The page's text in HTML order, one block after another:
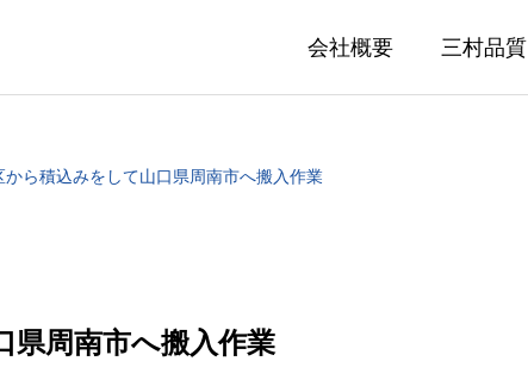
会社概要 三村品質
から積込みをして山口県周南市へ搬入作業
県周南市へ搬入作業